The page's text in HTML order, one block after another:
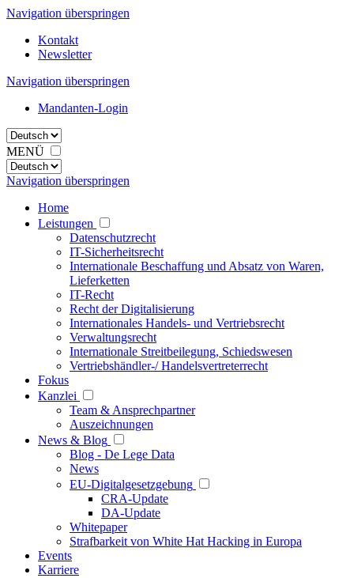
Navigation überspringen
Kontakt
Newsletter
Navigation überspringen
Mandanten-Login
MENÜ
Navigation überspringen
Home
Leistungen
Datenschutzrecht
IT-Sicherheitsrecht
Internationale Beschaffung und Absatz von Waren,
Lieferketten
IT-Recht
Recht der Digitalisierung
Internationales Handels- und Vertriebsrecht
Verwaltungsrecht
Internationale Streitbeilegung, Schiedswesen
Vertriebshändler-/ Handelsvertreterrecht
Fokus
Kanzlei
Team & Ansprechpartner
Auszeichnungen
News & Blog
Blog - De Lege Data
News
EU-Digitalgesetzgebung
CRA-Update
DA-Update
Whitepaper
Strafbarkeit von White Hat Hacking in Europa
Events
Karriere